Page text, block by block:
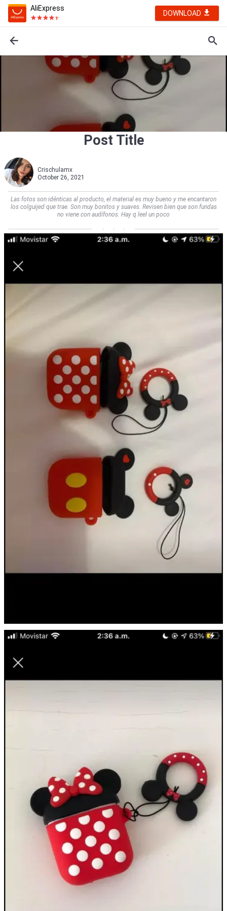
AliExpress
DOWNLOAD
Post Title
Crischulamx
October 26, 2021
Las fotos son idénticas al producto, el material es muy bueno y me encantaron
los colguijed que trae. Son muy bonitos y suaves. Revisen bien que son fundas
no viene con audífonos. Hay q leel un poco